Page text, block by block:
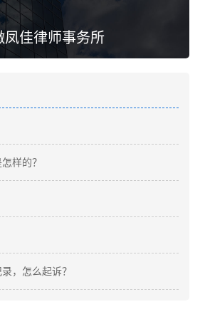
凤佳律师事务所
样的？
，怎么起诉？